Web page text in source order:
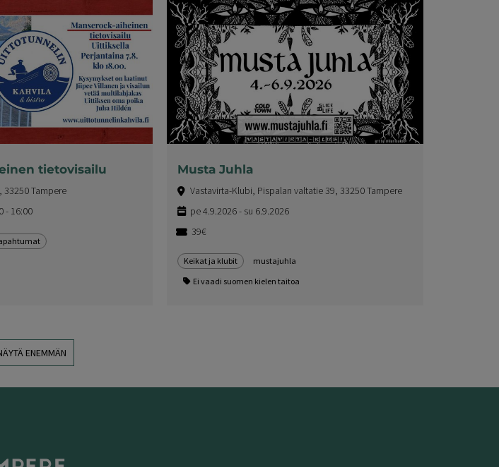
tietovisailu
33250 Tampere
- 16:00
Musta Juhla
Vastavirta-Klubi, Pispalan valtatie 39, 33250 Tampere
pe 4.9.2026 - su 6.9.2026
39€
Keikat ja klubit
mustajuhla
Ei vaadi suomen kielen taitoa
ENEMMÄN